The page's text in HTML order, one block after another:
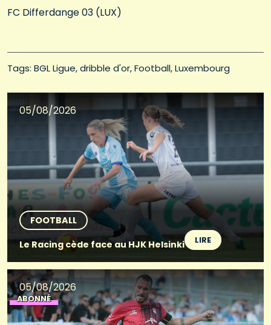
FC Differdange 03 (LUX)
Tags: BGL Ligue dribble d'or Football Luxembourg
05/08/2026
FOOTBALL
Le Racing cède face au HJK Helsinki
LIRE
05/08/2026
ABONNÉ